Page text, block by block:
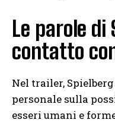
Le parole di
contatto
Nel trailer,
personale sulla
esseri umani e